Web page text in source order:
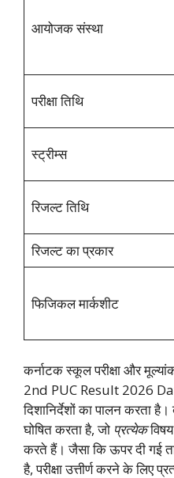
आयोजक संस्था
परीक्षा तिथि
स्ट्रीम्स
रिजल्ट तिथि
रिजल्ट का प्रकार
फिजिकल मार्कशीट
कर्नाटक स्कूल परीक्षा और
2nd PUC Result 2026
दिशानिर्देशों का पालन करता
घोषित करता है, जो प्रत्येक
करते हैं। जैसा कि ऊपर दी गई
है, परीक्षा उत्तीर्ण करने के लिए